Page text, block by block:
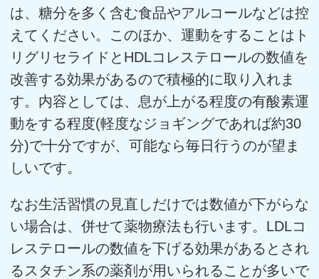
は、糖分を多く含む食品やアルコールなどは控
えてください。このほか、運動をすることはト
リグリセライドとHDLコレステロールの数値を
改善する効果があるので積極的に取り入れま
す。内容としては、息が上がる程度の有酸素運
動をする程度(軽度なジョギングであれば約30
分)で十分ですが、可能なら毎日行うのが望ま
しいです。
なお生活習慣の見直しだけでは数値が下がらな
い場合は、併せて薬物療法も行います。LDLコ
レステロールの数値を下げる効果があるとされ
るスタチン系の薬剤が用いられることが多いで